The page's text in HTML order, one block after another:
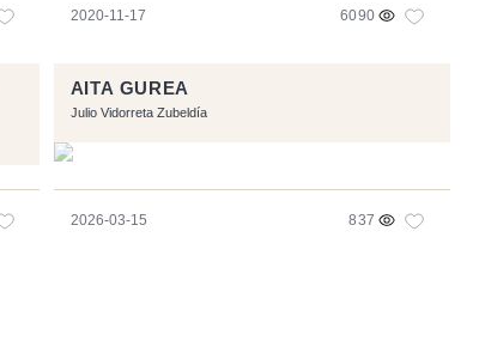
2020-11-17 6090
AITA GUREA
Julio Vidorreta Zubeldía
2026-03-15 837